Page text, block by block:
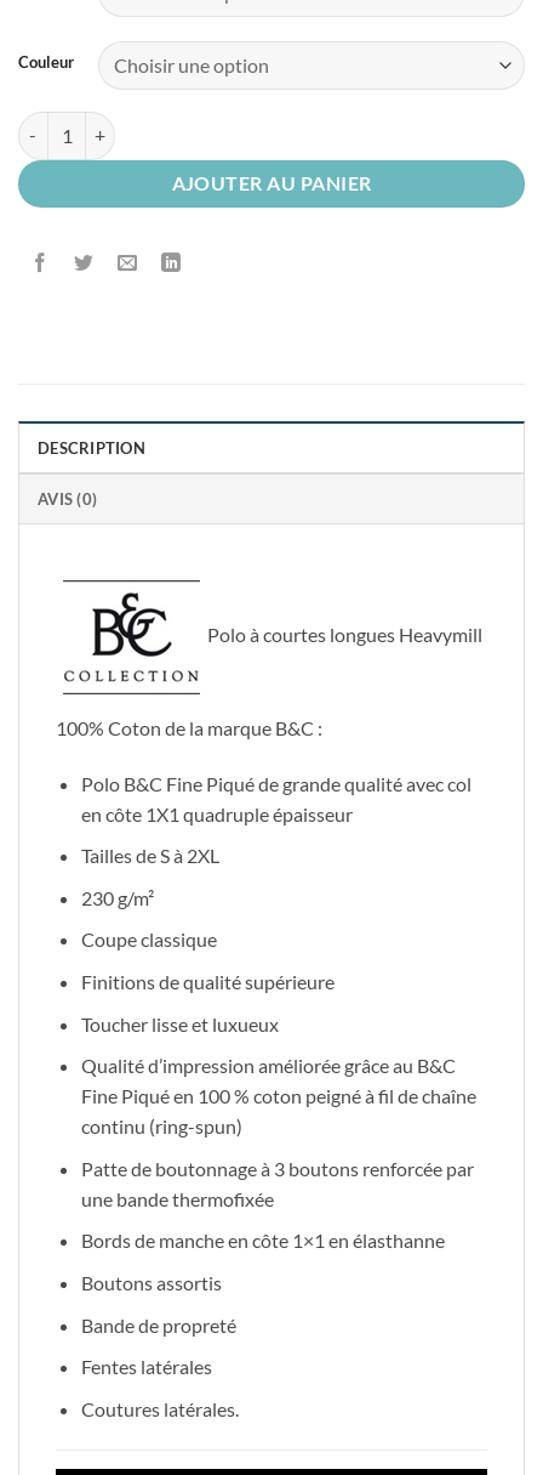
Couleur
quantité de Polo à manches courtes 100% Coton
AJOUTER AU PANIER
DESCRIPTION
AVIS (0)
Polo à courtes longues Heavymill
100% Coton de la marque B&C :
Polo B&C Fine Piqué de grande qualité avec col
en côte 1X1 quadruple épaisseur
Tailles de S à 2XL
230 g/m²
Coupe classique
Finitions de qualité supérieure
Toucher lisse et luxueux
Qualité d’impression améliorée grâce au B&C
Fine Piqué en 100 % coton peigné à fil de chaîne
continu (ring-spun)
Patte de boutonnage à 3 boutons renforcée par
une bande thermofixée
Bords de manche en côte 1×1 en élasthanne
Boutons assortis
Bande de propreté
Fentes latérales
Coutures latérales.